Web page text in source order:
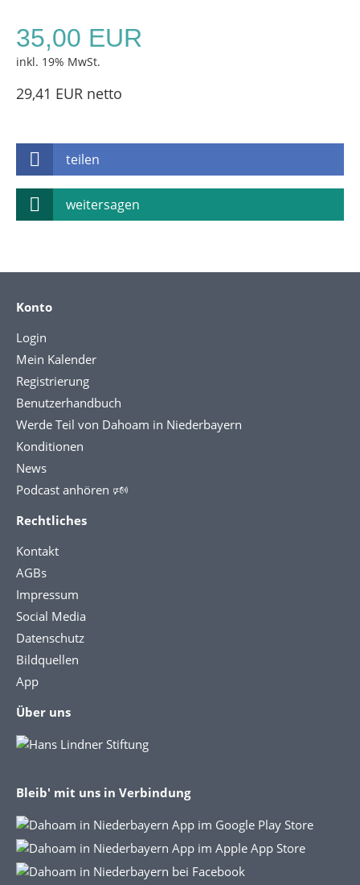
35,00 EUR
inkl. 19% MwSt.
29,41 EUR netto
teilen
weitersagen
Konto
Login
Mein Kalender
Registrierung
Benutzerhandbuch
Werde Teil von Dahoam in Niederbayern
Konditionen
News
Podcast anhören 🕬
Rechtliches
Kontakt
AGBs
Impressum
Social Media
Datenschutz
Bildquellen
App
Über uns
Bleib' mit uns in Verbindung